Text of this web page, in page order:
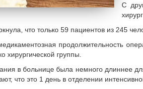
С
что только 59 пациентов из 245
продолжительность
хирургической группы.
в больнице была немного длиннее
что это 1 день в отделении